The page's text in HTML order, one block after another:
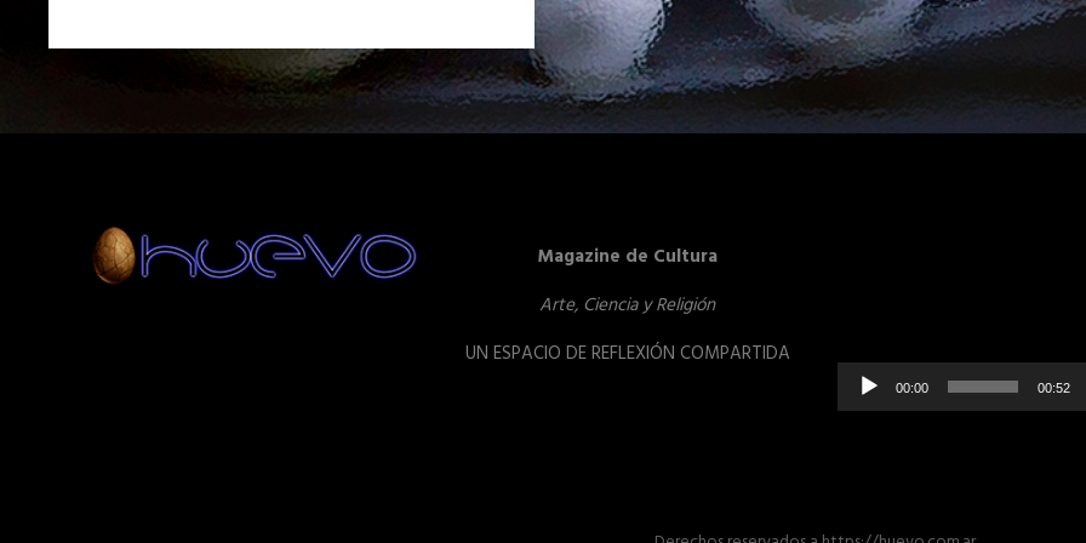
Magazine de Cultura
Arte, Ciencia y Religión
UN ESPACIO DE REFLEXIÓN COMPARTIDA
00:00 00:52